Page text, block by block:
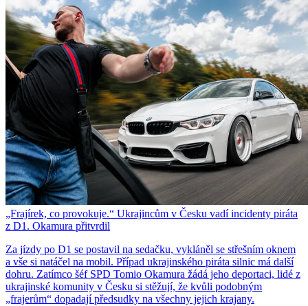
„Frajírek, co provokuje.“ Ukrajincům v Česku vadí incidenty piráta
z D1. Okamura přitvrdil
Za jízdy po D1 se postavil na sedačku, vykláněl se střešním oknem
a vše si natáčel na mobil. Případ ukrajinského piráta silnic má další
dohru. Zatímco šéf SPD Tomio Okamura žádá jeho deportaci, lidé z
ukrajinské komunity v Česku si stěžují, že kvůli podobným
„frajerům“ dopadají předsudky na všechny jejich krajany.